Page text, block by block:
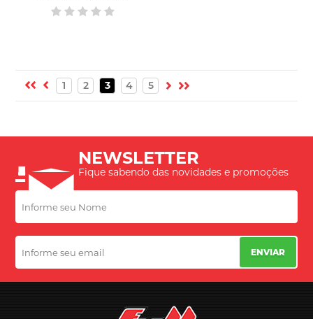
1 2 3 4 5
NEWSLETTER
Fique sabendo das novidades e promoções
ENVIAR